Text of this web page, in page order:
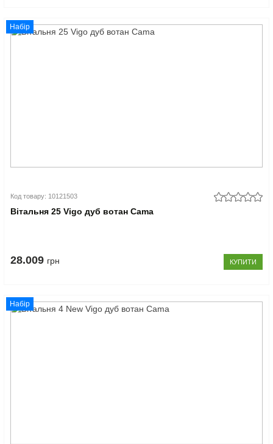
Набір
Код товару: 10121503
Вітальня 25 Vigo дуб вотан Cama
28.009 грн КУПИТИ
Набір